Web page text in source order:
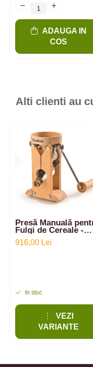
ADAUGA IN
COS
Alti clienti au
Presă Manuală
Fulgi de Cereale -
Campo de la
SCHNITZER
916,00 Lei
In stoc
VEZI
VARIANTE